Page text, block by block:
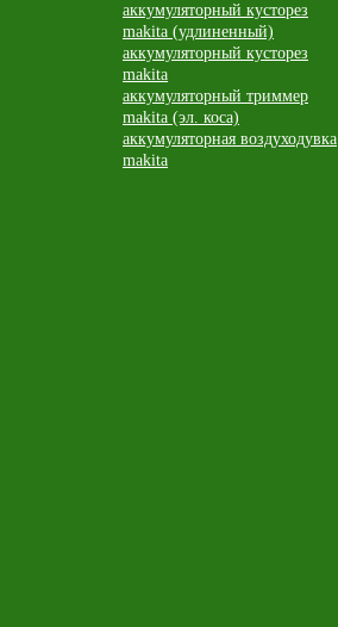
аккумуляторный кусторез
makita (удлиненный)
аккумуляторный кусторез
makita
аккумуляторный триммер
makita (эл. коса)
аккумуляторная воздуходувка
makita